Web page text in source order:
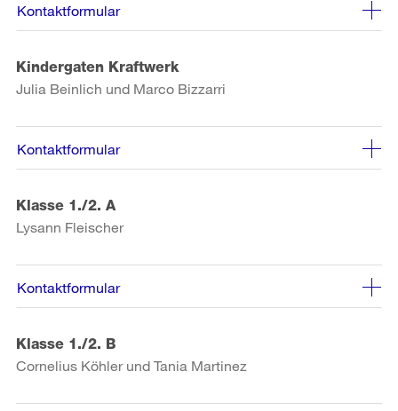
Kontaktformular
Kindergaten Kraftwerk
Julia Beinlich und Marco Bizzarri
Kontaktformular
Klasse 1./2. A
Lysann Fleischer
Kontaktformular
Klasse 1./2. B
Cornelius Köhler und Tania Martinez